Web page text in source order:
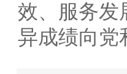
效、服务发
异成绩向党